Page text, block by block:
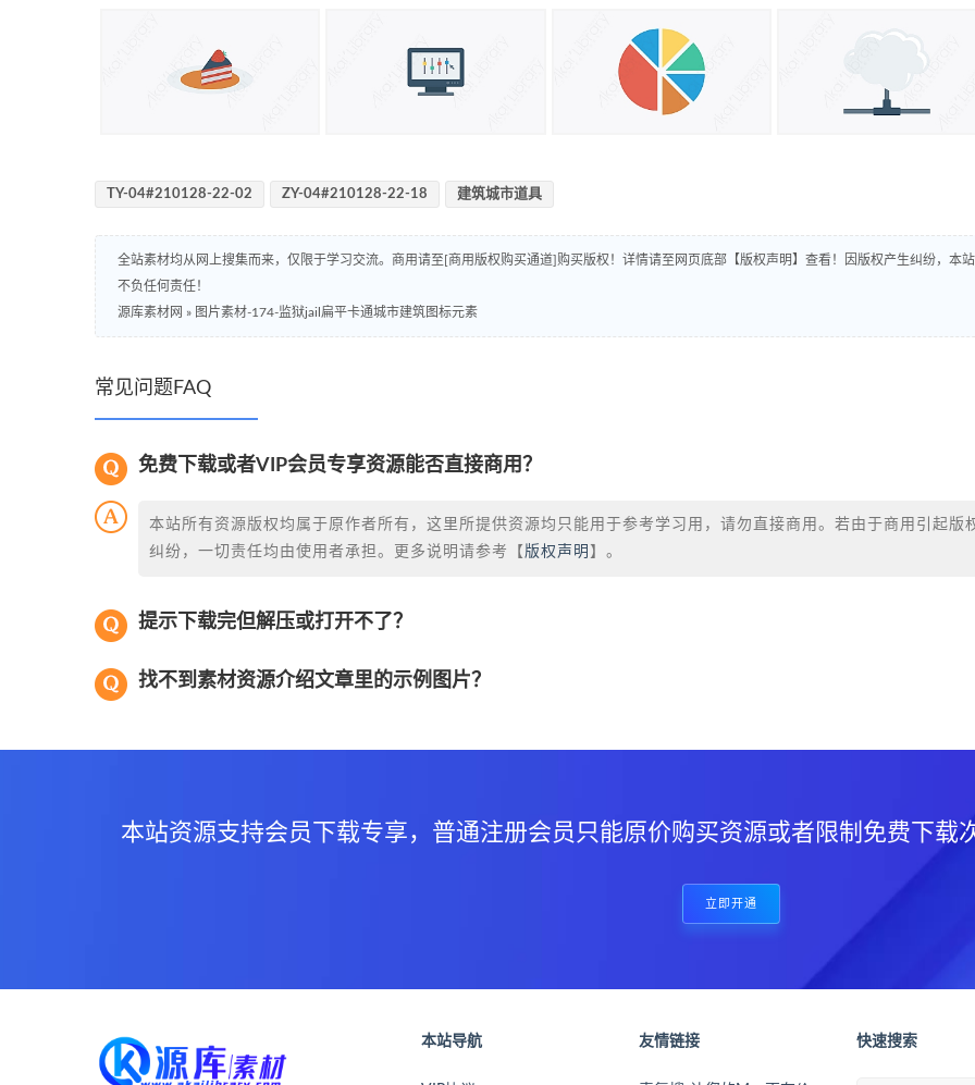
TY-04#210128-22-02 ZY-04#210128-22-18 建筑城市道具
全站素材均从网上搜集而来，仅限于学习交流。商用请至[商用版权购买通道]购买版权！详情请至网页底部【版权声明】查看！因版权产生纠纷，本站
不负任何责任！
源库素材网 » 图片素材-174-监狱jail扁平卡通城市建筑图标元素
常见问题FAQ
免费下载或者VIP会员专享资源能否直接商用？
本站所有资源版权均属于原作者所有，这里所提供资源均只能用于参考学习用，请勿直接商用。若由于商用引起版
纠纷，一切责任均由使用者承担。更多说明请参考【 版权声明 】。
提示下载完但解压或打开不了？
找不到素材资源介绍文章里的示例图片？
本站资源支持会员下载专享，普通注册会员只能原价购买资源或者限制免费下载
立即开通
本站导航 友情链接 快速搜索